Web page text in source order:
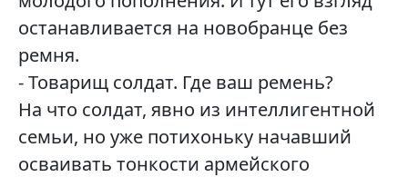
останавливается на новобранце без
ремня.
- Товарищ солдат. Где ваш ремень?
На что солдат, явно из интеллигентной
семьи, но уже потихоньку начавший
осваивать тонкости армейского